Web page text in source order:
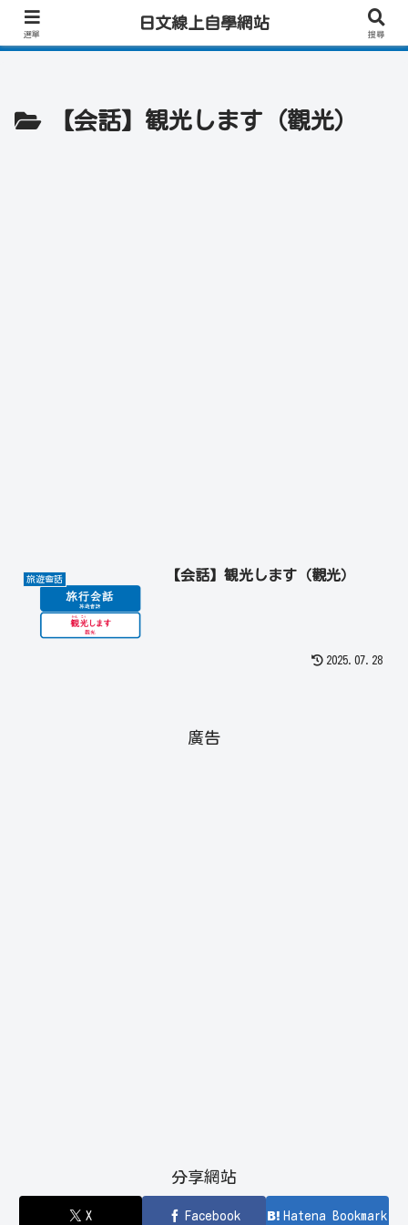
日文學習首選｜快速學會實用日文｜專業日籍老師一對一線上教學｜高效會話練
【会話】観光します（觀光）
旅遊會話 【会話】観光します（觀光）
2025.07.28
廣告
分享網站
X Facebook Hatena Bookmark
選單
日文線上自學網站
搜尋